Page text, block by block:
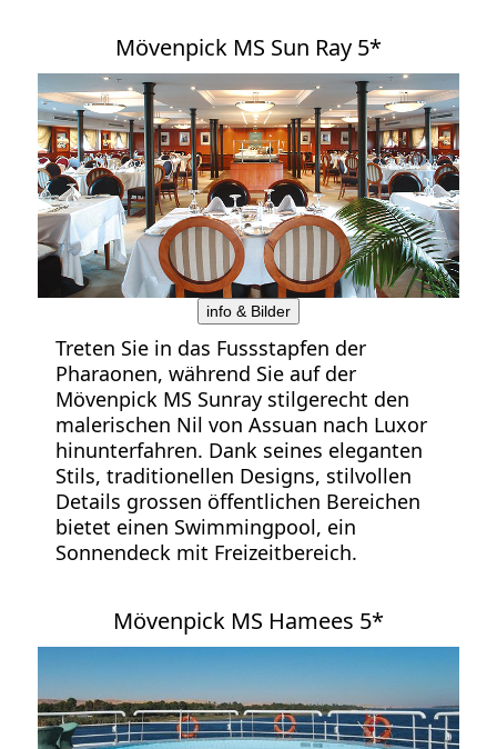
Mövenpick MS Sun Ray 5*
info & Bilder
Treten Sie in das Fussstapfen der
Pharaonen, während Sie auf der
Mövenpick MS Sunray stilgerecht den
malerischen Nil von Assuan nach Luxor
hinunterfahren. Dank seines eleganten
Stils, traditionellen Designs, stilvollen
Details grossen öffentlichen Bereichen
bietet einen Swimmingpool, ein
Sonnendeck mit Freizeitbereich.
Mövenpick MS Hamees 5*